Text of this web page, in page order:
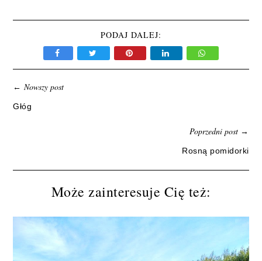
PODAJ DALEJ:
←Nowszy post
Głóg
Poprzedni post→
Rosną pomidorki
Może zainteresuje Cię też: